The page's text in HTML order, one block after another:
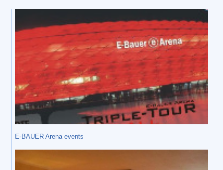
E-BAUER Arena events